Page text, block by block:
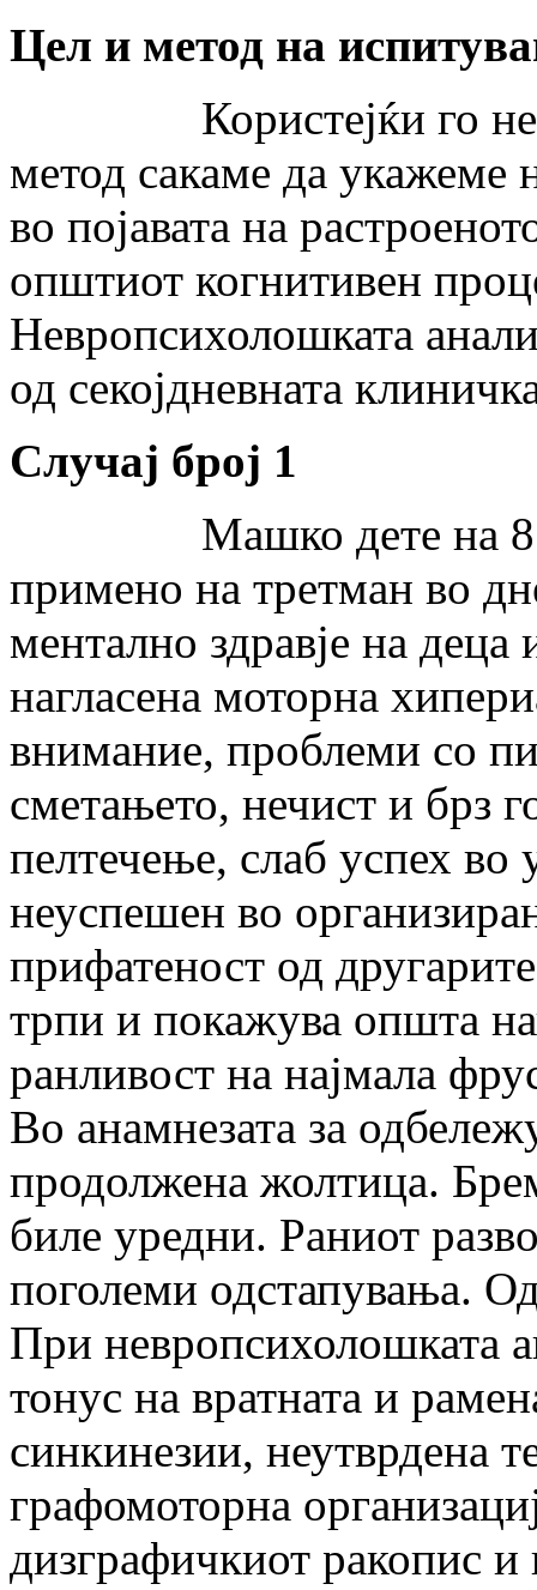
Цел и метод на
Користејќи го
метод сакаме да укажеме
во појавата на
општиот когнитивен
Невропсихолошката
од секојдневната
Случај број 1
Машко дете на 8
примено на третман во
ментално здравје на
нагласена моторна
внимание, проблеми со
сметањето, нечист и брз
пелтечење, слаб успех
неуспешен во
прифатеност од
трпи и покажува општа
ранливост на најмала
Во анамнезата за
продолжена жолтица.
биле уредни. Раниот
поголеми одстапувања.
При невропсихолошката
тонус на вратната и
синкинезии, неутврдена
графомоторна
дизграфичкиот ракопис и